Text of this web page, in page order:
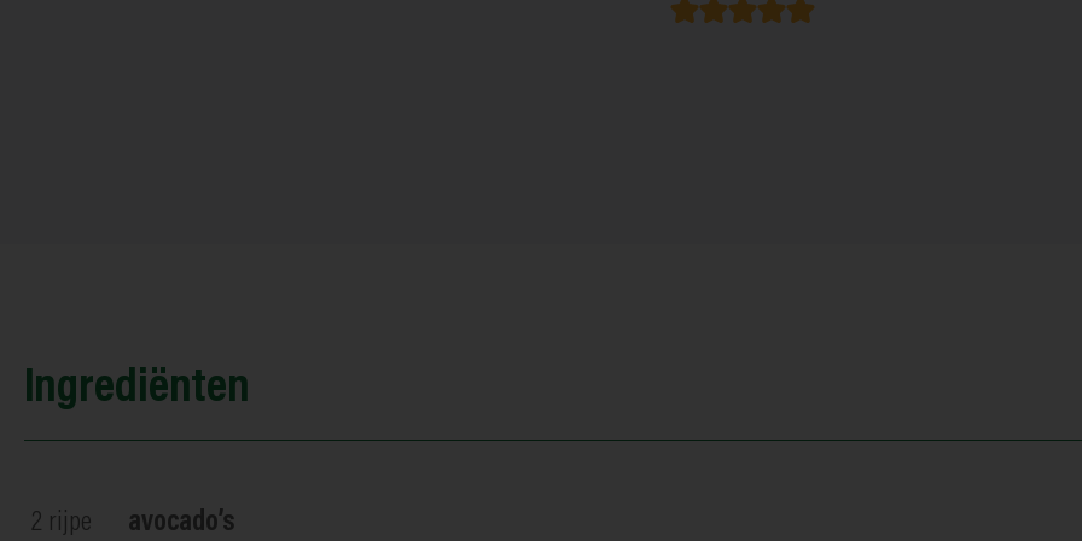
Ingrediënten
2 rijpe
avocado’s